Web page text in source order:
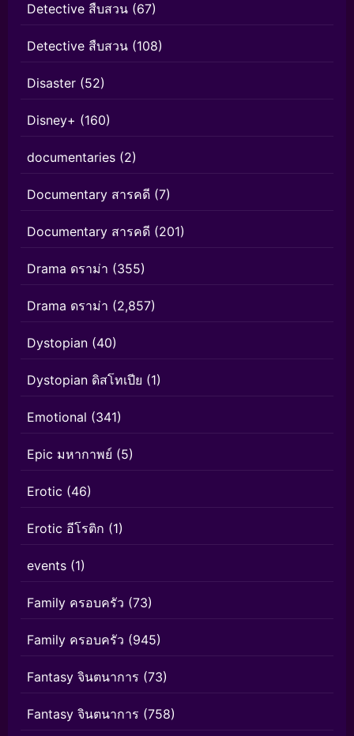
Detective สืบสวน (67)
Detective สืบสวน (108)
Disaster (52)
Disney+ (160)
documentaries (2)
Documentary สารคดี (7)
Documentary สารคดี (201)
Drama ดราม่า (355)
Drama ดราม่า (2,857)
Dystopian (40)
Dystopian ดิสโทเปีย (1)
Emotional (341)
Epic มหากาพย์ (5)
Erotic (46)
Erotic อีโรติก (1)
events (1)
Family ครอบครัว (73)
Family ครอบครัว (945)
Fantasy จินตนาการ (73)
Fantasy จินตนาการ (758)